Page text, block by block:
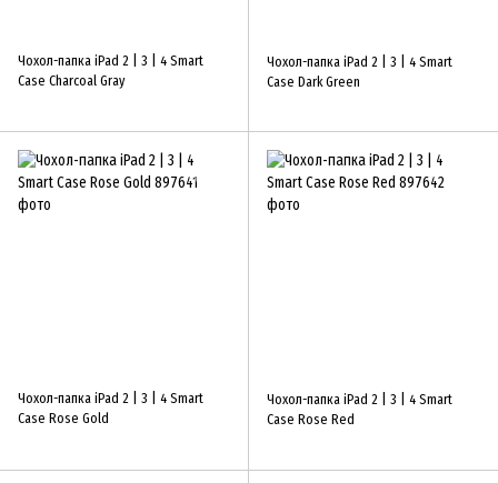
Чохол-папка iPad 2 | 3 | 4 Smart
Case Charcoal Gray
Чохол-папка iPad 2 | 3 | 4 Smart
Case Dark Green
Чохол-папка iPad 2 | 3 | 4 Smart
Case Rose Gold
Чохол-папка iPad 2 | 3 | 4 Smart
Case Rose Red